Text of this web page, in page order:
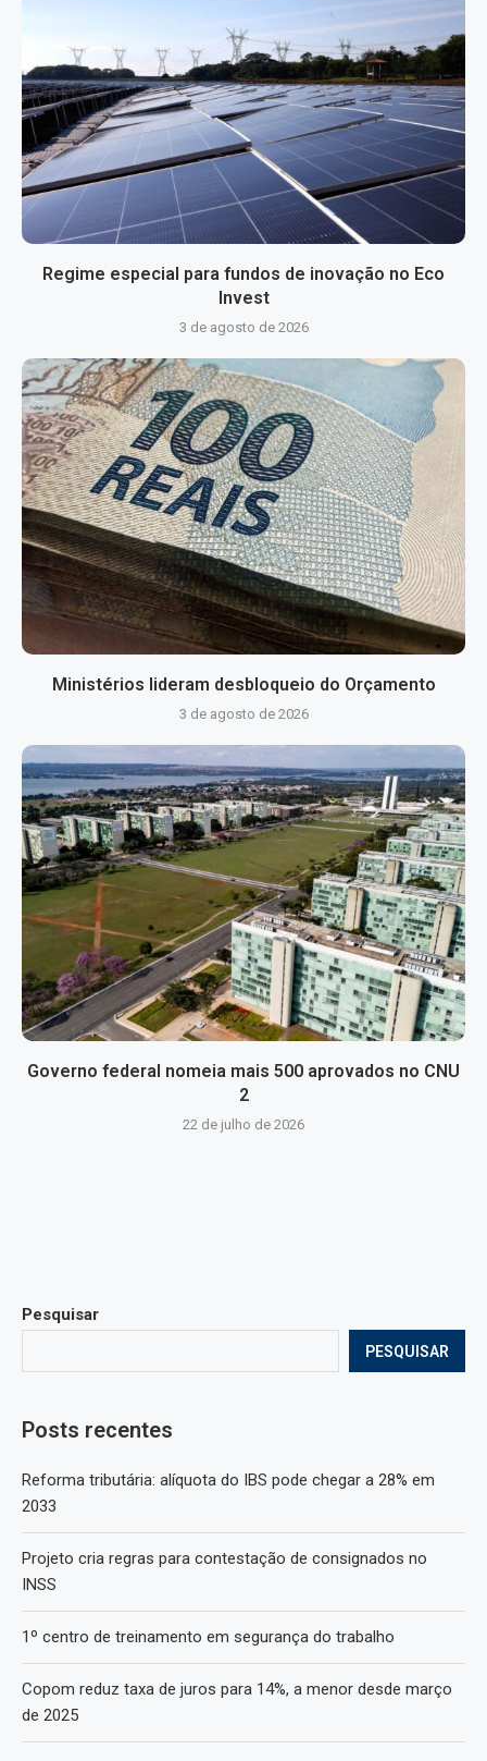
Regime especial para fundos de inovação no Eco
Invest
3 de agosto de 2026
Ministérios lideram desbloqueio do Orçamento
3 de agosto de 2026
Governo federal nomeia mais 500 aprovados no CNU
2
22 de julho de 2026
Pesquisar
PESQUISAR
Posts recentes
Reforma tributária: alíquota do IBS pode chegar a 28% em
2033
Projeto cria regras para contestação de consignados no
INSS
1º centro de treinamento em segurança do trabalho
Copom reduz taxa de juros para 14%, a menor desde março
de 2025